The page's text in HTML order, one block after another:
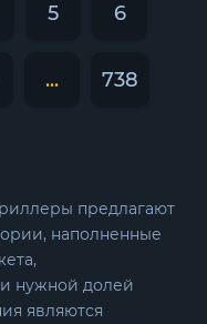
5 6
... 738
предлагают
наполненные
нужной долей
являются